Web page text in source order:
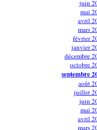
juin
mai
avril
mars
février
janvier
décembre
octobre
septembre
août
juillet
juin
mai
avril
mars